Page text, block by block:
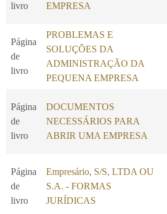
livro
EMPRESA
Página
de
livro
PROBLEMAS E
SOLUÇÕES DA
ADMINISTRAÇÃO DA
PEQUENA EMPRESA
Página
de
livro
DOCUMENTOS
NECESSÁRIOS PARA
ABRIR UMA EMPRESA
Página
de
livro
Empresário, S/S, LTDA OU
S.A. - FORMAS
JURÍDICAS